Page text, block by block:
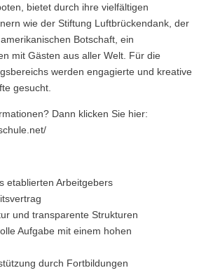
bietet durch ihre vielfältigen
wie der Stiftung Luftbrückendank, der
Botschaft, ein
mit Gästen aus aller Welt. Für die
werden engagierte und kreative
gesucht.
Dann klicken Sie hier:
etablierten Arbeitgebers
und transparente Strukturen
Aufgabe mit einem hohen
durch Fortbildungen